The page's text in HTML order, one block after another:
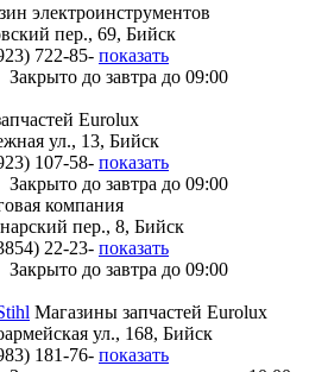
электроинструментов
пер., 69, Бийск
722-85- показать
Закрыто до завтра до 09:00
Eurolux
ул., 13, Бийск
107-58- показать
Закрыто до завтра до 09:00
компания
пер., 8, Бийск
22-23- показать
Закрыто до завтра до 09:00
Магазины запчастей Eurolux
ул., 168, Бийск
181-76- показать